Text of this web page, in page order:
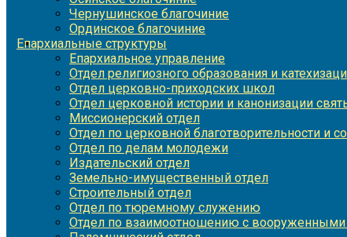
Чернушинское благочиние
Ординское благочиние
Епархиальные структуры
Епархиальное управление
Отдел религиозного образования и
Отдел церковно-приходских школ
Отдел церковной истории и канонизации
Миссионерский отдел
Отдел по церковной благотворительности и
Отдел по делам молодежи
Издательский отдел
Земельно-имущественный отдел
Строительный отдел
Отдел по тюремному служению
Отдел по взаимоотношению с вооруженными